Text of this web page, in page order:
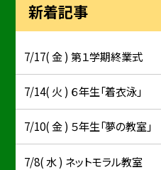
新着記事
7/17( 金 ) 第１学期終業式
7/14( 火 ) ６年生「着衣泳」
7/10( 金 ) ５年生「夢の教室」
7/8( 水 ) ネットモラル教室